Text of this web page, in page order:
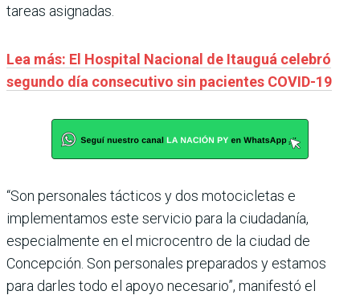
tareas asignadas.
Lea más: El Hospital Nacional de Itauguá celebró
segundo día consecutivo sin pacientes COVID-19
“Son personales tácticos y dos motocicletas e
implementamos este servicio para la ciudadanía,
especialmente en el microcentro de la ciudad de
Concepción. Son personales preparados y estamos
para darles todo el apoyo necesario”, manifestó el